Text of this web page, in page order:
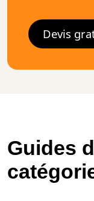
Devis
Guides